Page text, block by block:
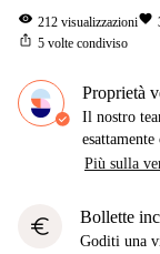
visibility 212 visualizzazionifavorite
ios_share 5 volte condiviso
Proprietà
Il nostro
Più sulla
euro Bollette
Goditi una